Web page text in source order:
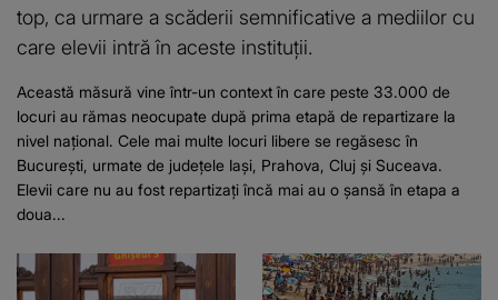
top, ca urmare a scăderii semnificative a mediilor cu
care elevii intră în aceste instituții.
Această măsură vine într-un context în care peste 33.000 de
locuri au rămas neocupate după prima etapă de repartizare la
nivel național. Cele mai multe locuri libere se regăsesc în
București, urmate de județele Iași, Prahova, Cluj și Suceava.
Elevii care nu au fost repartizați încă mai au o șansă în etapa a
doua...